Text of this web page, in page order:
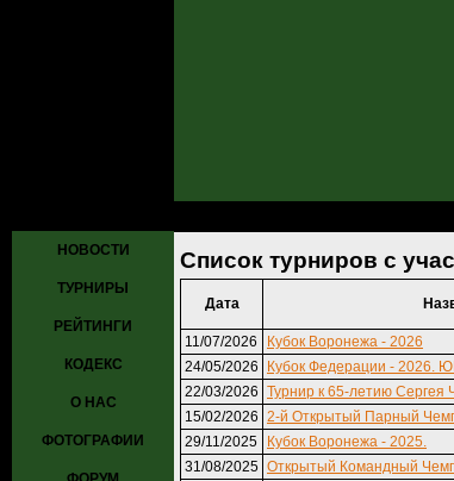
НОВОСТИ
ТУРНИРЫ
РЕЙТИНГИ
КОДЕКС
О НАС
ФОТОГРАФИИ
Список турниров с
Дата
11/07/2026
Кубок Воронежа - 2026
24/05/2026
Кубок Федерации - 2026.
22/03/2026 Турнир к 65-летию Сергея
15/02/2026 2-й Открытый Парный
29/11/2025
Кубок Воронежа - 2025.
31/08/2025 Открытый Командный